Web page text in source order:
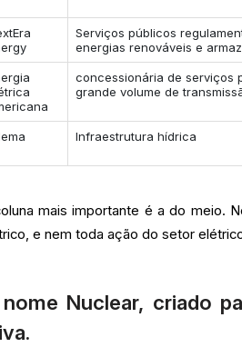
Serviços públicos
energias renováveis e
concessionária de serviços
grande volume de
Infraestrutura hídrica
mais importante é a do meio.
e nem toda ação do setor
Nuclear, criado